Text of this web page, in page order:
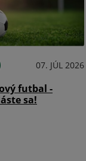
07. JÚL 2026
futbal -
sa!